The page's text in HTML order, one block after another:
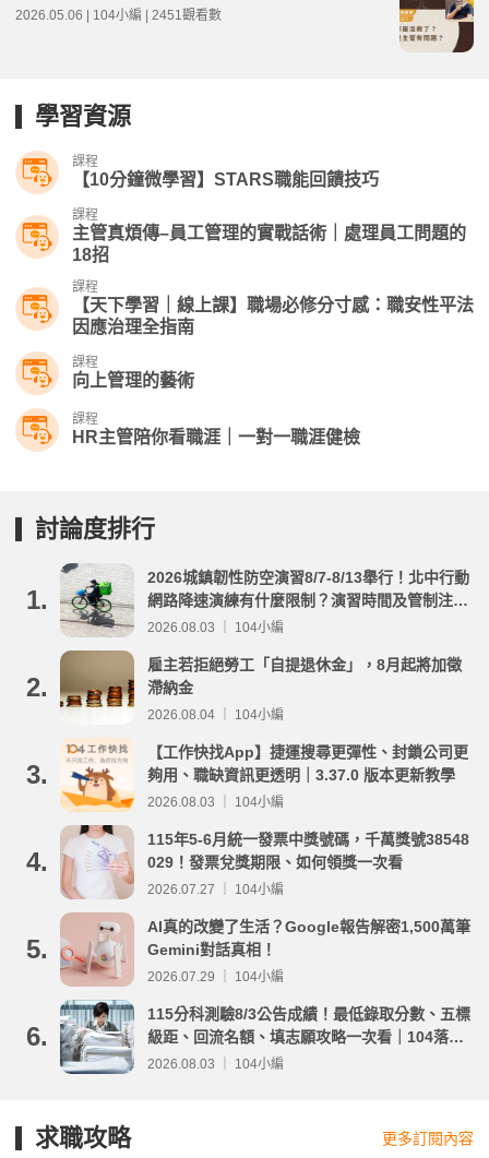
2026.05.06 | 104小編 | 2451觀看數
學習資源
課程
【10分鐘微學習】STARS職能回饋技巧
課程
主管真煩傳–員工管理的實戰話術｜處理員工問題的
18招
課程
【天下學習｜線上課】職場必修分寸感：職安性平法
因應治理全指南
課程
向上管理的藝術
課程
HR主管陪你看職涯｜一對一職涯健檢
討論度排行
1.
2026城鎮韌性防空演習8/7-8/13舉行！北中行動
網路降速演練有什麼限制？演習時間及管制注意
事項整理
2026.08.03 ｜ 104小編
2.
雇主若拒絕勞工「自提退休金」，8月起將加徵
滯納金
2026.08.04 ｜ 104小編
3.
【工作快找App】捷運搜尋更彈性、封鎖公司更
夠用、職缺資訊更透明｜3.37.0 版本更新教學
2026.08.03 ｜ 104小編
4.
115年5-6月統一發票中獎號碼，千萬獎號38548
029！發票兌獎期限、如何領獎一次看
2026.07.27 ｜ 104小編
5.
AI真的改變了生活？Google報告解密1,500萬筆
Gemini對話真相！
2026.07.29 ｜ 104小編
6.
115分科測驗8/3公告成績！最低錄取分數、五標
級距、回流名額、填志願攻略一次看｜104落點
分析
2026.08.03 ｜ 104小編
求職攻略 更多訂閱內容